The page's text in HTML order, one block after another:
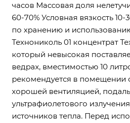
часов Массовая доля
60-70% Условная вязкость
по хранению и
Технониколь 01 концентрат
который невысокая
ведрах, вместимостью 10
рекомендуется в помещении
хорошей вентиляцией,
ультрафиолетового
источников тепла. Перед